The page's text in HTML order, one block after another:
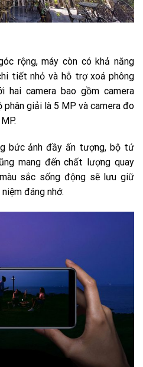
rộng, máy còn có khả năng
tiết nhỏ và hỗ trợ xoá phông
camera bao gồm camera
phân giải là 5 MP và camera đo
bức ảnh đầy ấn tượng, bộ tứ
mang đến chất lượng quay
sắc sống động sẽ lưu giữ
đáng nhớ.